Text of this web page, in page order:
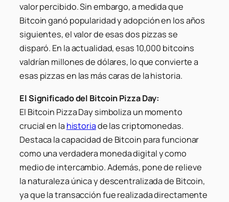
valor percibido. Sin embargo, a medida que
Bitcoin ganó popularidad y adopción en los años
siguientes, el valor de esas dos pizzas se
disparó. En la actualidad, esas 10,000 bitcoins
valdrían millones de dólares, lo que convierte a
esas pizzas en las más caras de la historia.
El Significado del Bitcoin Pizza Day:
El Bitcoin Pizza Day simboliza un momento
crucial en la historiade las criptomonedas.
Destaca la capacidad de Bitcoin para funcionar
como una verdadera moneda digital y como
medio de intercambio. Además, pone de relieve
la naturaleza única y descentralizada de Bitcoin,
ya que la transacción fue realizada directamente